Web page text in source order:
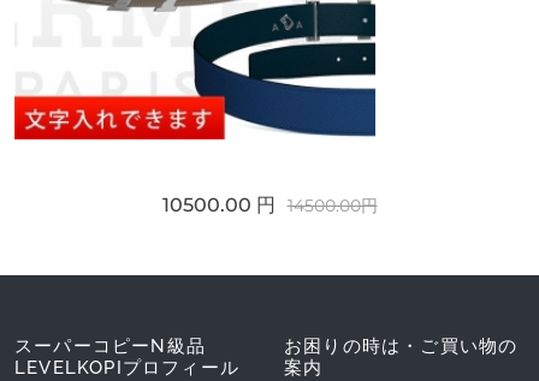
10500.00 円 14500.00円
スーパーコピーN級品
LEVELKOPIプロフィール
お困りの時は・ご買い物の
案内